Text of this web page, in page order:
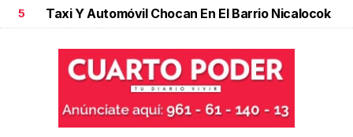
5 Taxi Y Automóvil Chocan En El Barrio Nicalocok